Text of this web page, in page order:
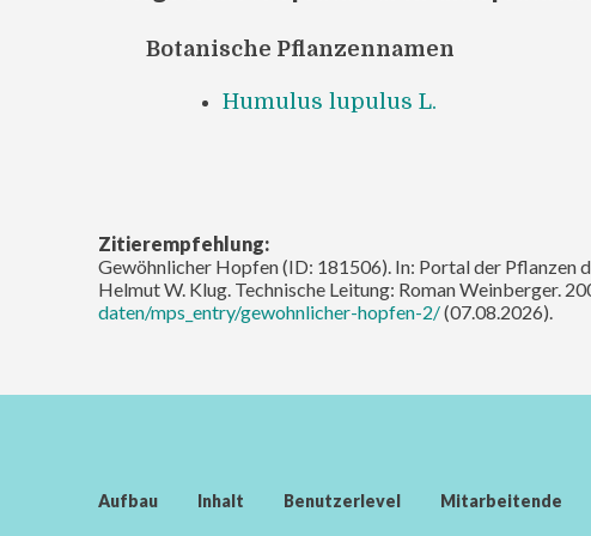
Botanische Pflanzennamen
Humulus lupulus L.
Zitierempfehlung:
Gewöhnlicher Hopfen (ID: 181506). In: Portal der Pflanzen
Helmut W. Klug. Technische Leitung: Roman Weinberger.
daten/mps_entry/gewohnlicher-hopfen-2/(07.08.2026).
Aufbau Inhalt Benutzerlevel Mitarbeitende